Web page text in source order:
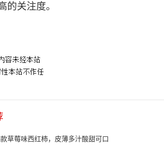
的关注度。
草莓味西红柿，皮薄多汁酸甜可口